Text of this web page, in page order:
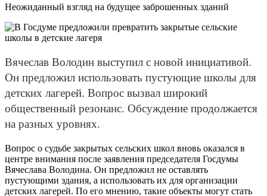
Неожиданный взгляд на будущее заброшенных зданий
Вячеслав Володин выступил с новой инициативой.
Он предложил использовать пустующие школы для
детских лагерей. Вопрос вызвал широкий
общественный резонанс. Обсуждение продолжается
на разных уровнях.
Вопрос о судьбе закрытых сельских школ вновь оказался в
центре внимания после заявления председателя Госдумы
Вячеслава Володина. Он предложил не оставлять
пустующими здания, а использовать их для организации
детских лагерей. По его мнению, такие объекты могут стать